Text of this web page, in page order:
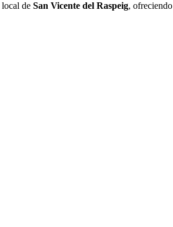
de San Vicente del Raspeig,